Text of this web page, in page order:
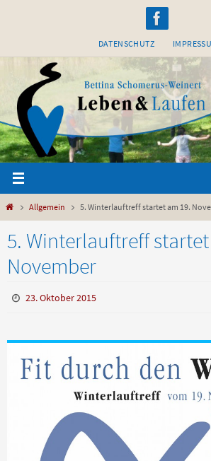
DATENSCHUTZ
StartAllgemein 5. Winterlauftreff startet am 19.
5. Winterlauftreff
November
23. Oktober 2015